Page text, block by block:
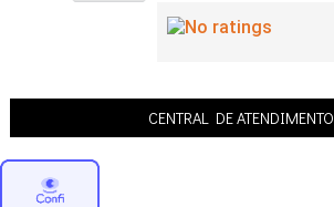
CENTRAL DE ATENDIMENTO